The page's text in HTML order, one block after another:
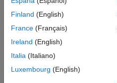
Configuration
To begin, check the maps
sim3d.maps.Map.server
Finland (English)
France (Français)
Ireland (English)
Italia (Italiano)
Luxembourg (English)